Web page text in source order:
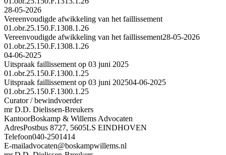
28-05-2026
Vereenvoudigde afwikkeling van het faillissement
01.obr.25.150.F.1308.1.26
Vereenvoudigde afwikkeling van het faillissement28-05-2026
01.obr.25.150.F.1308.1.26
04-06-2025
Uitspraak faillissement op 03 juni 2025
01.obr.25.150.F.1300.1.25
Uitspraak faillissement op 03 juni 202504-06-2025
01.obr.25.150.F.1300.1.25
Curator / bewindvoerder
mr D.D. Dielissen-Breukers
KantoorBoskamp & Willems Advocaten
AdresPostbus 8727, 5605LS EINDHOVEN
Telefoon040-2501414
E-mailadvocaten@boskampwillems.nl